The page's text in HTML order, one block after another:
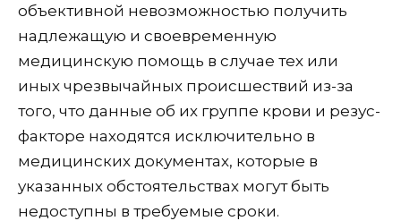
объективной невозможностью получить
надлежащую и своевременную
медицинскую помощь в случае тех или
иных чрезвычайных происшествий из-за
того, что данные об их группе крови и резус-
факторе находятся исключительно в
медицинских документах, которые в
указанных обстоятельствах могут быть
недоступны в требуемые сроки.